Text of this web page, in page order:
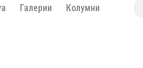
Галерии Колумни